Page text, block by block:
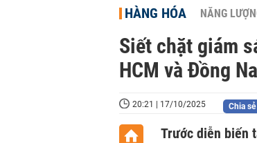
HÀNG HÓA NĂNG
Siết chặt giám
HCM và Đồng
20:21 | 17/10/2025 Chia sẻ
Trước diễn biến